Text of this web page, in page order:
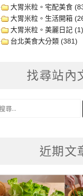
大胃米粒。宅配美食
大胃米粒。生活開箱
大胃米粒。美麗日記 (1)
台北美食大分類 (381)
找尋站內
近期文